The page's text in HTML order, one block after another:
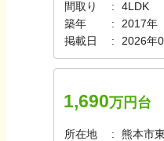
間取り
4LDK
築年
2017年
掲載日
2026年
1,690万円台
所在地
熊本市